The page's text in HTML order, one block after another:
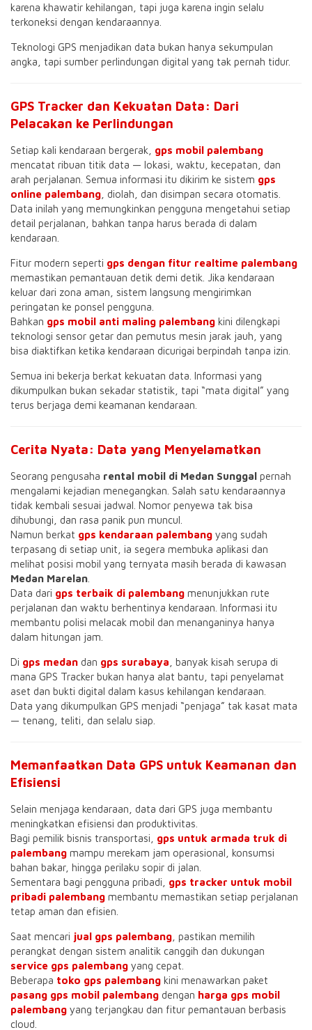
karena khawatir kehilangan, tapi juga karena ingin selalu
terkoneksi dengan kendaraannya.
Teknologi GPS menjadikan data bukan hanya sekumpulan
angka, tapi sumber perlindungan digital yang tak pernah tidur.
GPS Tracker dan Kekuatan Data: Dari
Pelacakan ke Perlindungan
Setiap kali kendaraan bergerak, gps mobil palembang
mencatat ribuan titik data — lokasi, waktu, kecepatan, dan
arah perjalanan. Semua informasi itu dikirim ke sistem gps
online palembang , diolah, dan disimpan secara otomatis.
Data inilah yang memungkinkan pengguna mengetahui setiap
detail perjalanan, bahkan tanpa harus berada di dalam
kendaraan.
Fitur modern seperti gps dengan fitur realtime palembang
memastikan pemantauan detik demi detik. Jika kendaraan
keluar dari zona aman, sistem langsung mengirimkan
peringatan ke ponsel pengguna.
Bahkan gps mobil anti maling palembang kini dilengkapi
teknologi sensor getar dan pemutus mesin jarak jauh, yang
bisa diaktifkan ketika kendaraan dicurigai berpindah tanpa izin.
Semua ini bekerja berkat kekuatan data. Informasi yang
dikumpulkan bukan sekadar statistik, tapi “mata digital” yang
terus berjaga demi keamanan kendaraan.
Cerita Nyata: Data yang Menyelamatkan
Seorang pengusaha rental mobil di Medan Sunggal pernah
mengalami kejadian menegangkan. Salah satu kendaraannya
tidak kembali sesuai jadwal. Nomor penyewa tak bisa
dihubungi, dan rasa panik pun muncul.
Namun berkat gps kendaraan palembang yang sudah
terpasang di setiap unit, ia segera membuka aplikasi dan
melihat posisi mobil yang ternyata masih berada di kawasan
Medan Marelan
Data dari gps terbaik di palembang menunjukkan rute
perjalanan dan waktu berhentinya kendaraan. Informasi itu
membantu polisi melacak mobil dan menanganinya hanya
dalam hitungan jam.
Di gps medan dan gps surabaya , banyak kisah serupa di
mana GPS Tracker bukan hanya alat bantu, tapi penyelamat
aset dan bukti digital dalam kasus kehilangan kendaraan.
Data yang dikumpulkan GPS menjadi “penjaga” tak kasat mata
— tenang, teliti, dan selalu siap.
Memanfaatkan Data GPS untuk Keamanan dan
Efisiensi
Selain menjaga kendaraan, data dari GPS juga membantu
meningkatkan efisiensi dan produktivitas.
Bagi pemilik bisnis transportasi, gps untuk armada truk di
palembang mampu merekam jam operasional, konsumsi
bahan bakar, hingga perilaku sopir di jalan.
Sementara bagi pengguna pribadi, gps tracker untuk mobil
pribadi palembang membantu memastikan setiap perjalanan
tetap aman dan efisien.
Saat mencari jual gps palembang , pastikan memilih
perangkat dengan sistem analitik canggih dan dukungan
service gps palembang yang cepat.
Beberapa toko gps palembang kini menawarkan paket
pasang gps mobil palembang dengan harga gps mobil
palembang yang terjangkau dan fitur pemantauan berbasis
cloud.